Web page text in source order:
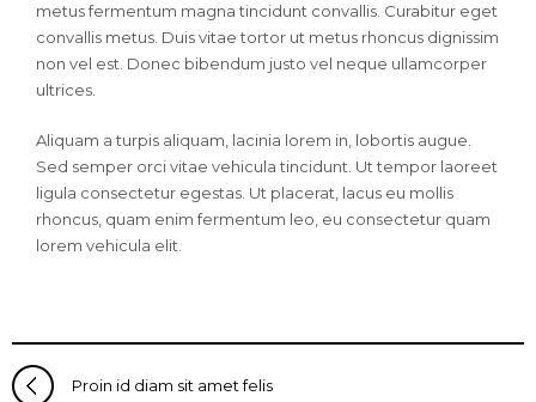
metus fermentum magna tincidunt convallis. Curabitur eget
convallis metus. Duis vitae tortor ut metus rhoncus dignissim
non vel est. Donec bibendum justo vel neque ullamcorper
ultrices.
Aliquam a turpis aliquam, lacinia lorem in, lobortis augue.
Sed semper orci vitae vehicula tincidunt. Ut tempor laoreet
ligula consectetur egestas. Ut placerat, lacus eu mollis
rhoncus, quam enim fermentum leo, eu consectetur quam
lorem vehicula elit.
Proin id diam sit amet felis